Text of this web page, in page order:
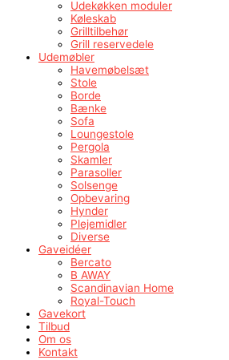
Udekøkken moduler
Køleskab
Grilltilbehør
Grill reservedele
Udemøbler
Havemøbelsæt
Stole
Borde
Bænke
Sofa
Loungestole
Pergola
Skamler
Parasoller
Solsenge
Opbevaring
Hynder
Plejemidler
Diverse
Gaveidéer
Bercato
B AWAY
Scandinavian Home
Royal-Touch
Gavekort
Tilbud
Om os
Kontakt